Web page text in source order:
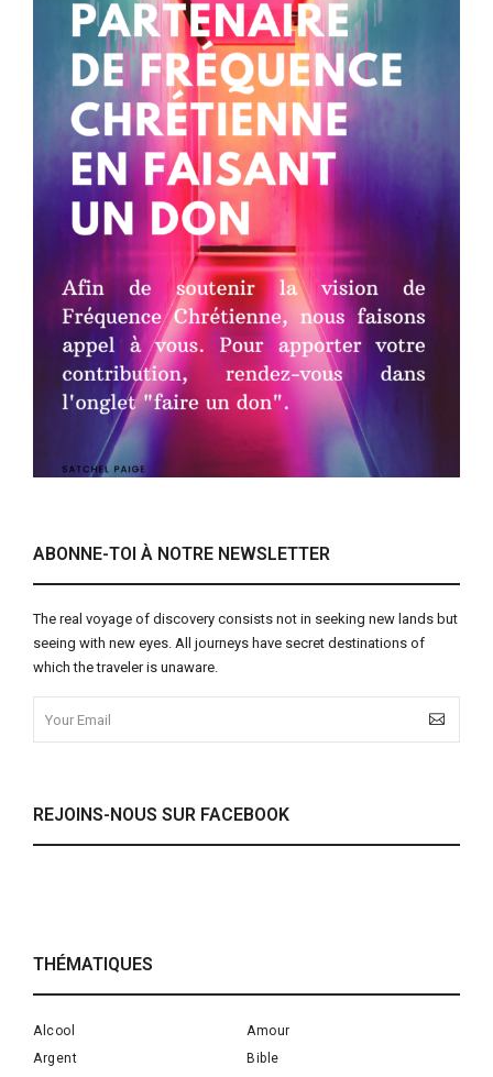
ABONNE-TOI À NOTRE NEWSLETTER
The real voyage of discovery consists not in seeking new lands but
seeing with new eyes. All journeys have secret destinations of
which the traveler is unaware.
REJOINS-NOUS SUR FACEBOOK
THÉMATIQUES
Alcool
Amour
Argent
Bible